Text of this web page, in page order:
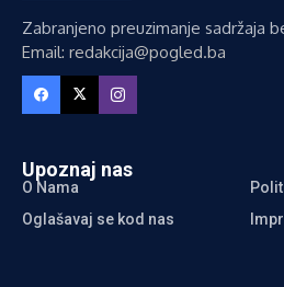
Zabranjeno preuzimanje sadržaja
Email: redakcija@pogled.ba
Upoznaj nas
O Nama
Oglašavaj se kod nas